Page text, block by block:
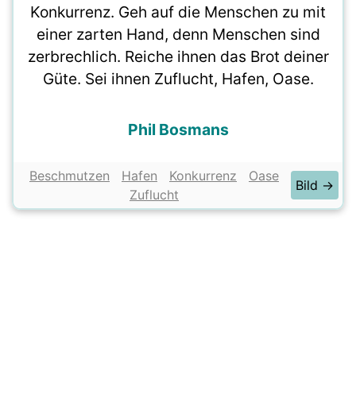
Konkurrenz. Geh auf die Menschen zu mit
einer zarten Hand, denn Menschen sind
zerbrechlich. Reiche ihnen das Brot deiner
Güte. Sei ihnen Zuflucht, Hafen, Oase.
Phil Bosmans
Beschmutzen Hafen Konkurrenz
Oase
Zuflucht
Bild →